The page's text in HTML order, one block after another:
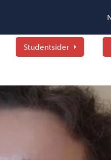
Studentsider